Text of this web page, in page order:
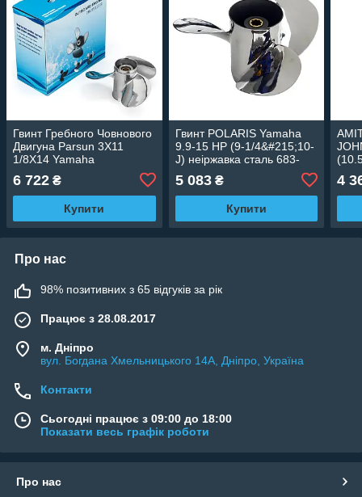
Гвинт Гребного Човнового
Двигуна Parsun 3X11
1/8X14 Yamaha
6 722 ₴
Купити
Гвинт POLARIS Yamaha
9.9-15 HP (9-1/4&#215;10-
J) неіржавка сталь 683-
5 083₴
Купити
4
Про нас
98% позитивних з 65 відгуків за рік
Працює з 28.08.2017
м. Дніпро
вул. Богдана Хмельницького 14А, Дніпро, Україна
Контакти
Сьогодні працює з 09:00 до 18:00
Показати весь графік роботи
Про нас